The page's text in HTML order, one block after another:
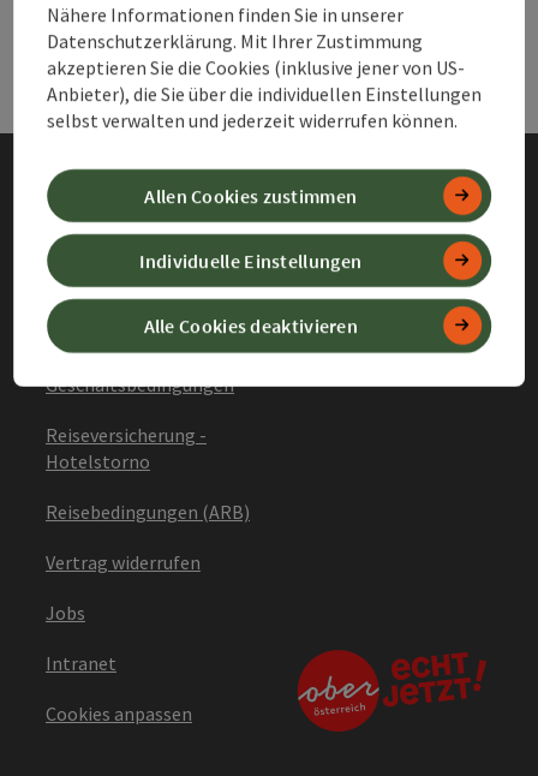
Services
Impressum
Datenschutz
Barrierefreiheitserklärung
Allgemeine
Geschäftsbedingungen
Reiseversicherung -
Hotelstorno
Reisebedingungen (ARB)
Vertrag widerrufen
Jobs
Intranet
Cookies anpassen
Nähere Informationen finden Sie in unserer
Datenschutzerklärung. Mit Ihrer Zustimmung
akzeptieren Sie die Cookies (inklusive jener von US-
Anbieter), die Sie über die individuellen Einstellungen
selbst verwalten und jederzeit widerrufen können.
Alle Cookies deaktivieren
Individuelle Einstellungen
Allen Cookies zustimmen